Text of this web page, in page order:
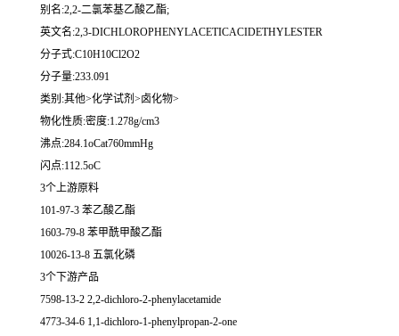
别名:2,2-二氯苯基乙酸乙酯;
英文名:2,3-DICHLOROPHENYLACETICACIDETHYLESTER
分子式:C10H10Cl2O2
分子量:233.091
类别:其他>化学试剂>卤化物>
物化性质:密度:1.278g/cm3
沸点:284.1oCat760mmHg
闪点:112.5oC
3个上游原料
101-97-3 苯乙酸乙酯
1603-79-8 苯甲酰甲酸乙酯
10026-13-8 五氯化磷
3个下游产品
7598-13-2 2,2-dichloro-2-phenylacetamide
4773-34-6 1,1-dichloro-1-phenylpropan-2-one